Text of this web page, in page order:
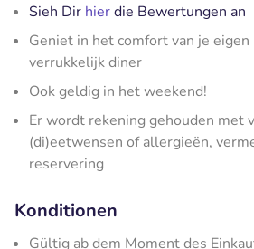
Sieh Dir hierdie Bewertungen an
Geniet in het comfort van je eigen
verrukkelijk diner
Ook geldig in het weekend!
Er wordt rekening gehouden met
(di)eetwensen of allergieën,
reservering
Konditionen
Gültig ab dem Moment des